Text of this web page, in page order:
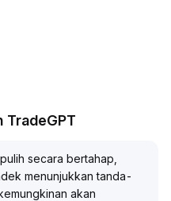
TradeGPT
secara bertahap,
menunjukkan tanda-
akan